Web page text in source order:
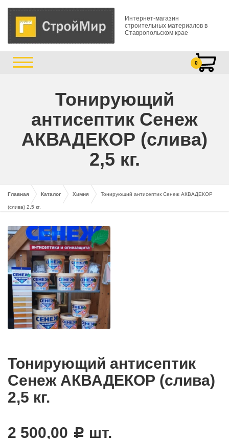
Интернет-магазин
строительных материалов в
Ставропольском крае
0
Тонирующий
антисептик Сенеж
АКВАДЕКОР (слива)
2,5 кг.
Главная Каталог Химия Тонирующий антисептик Сенеж АКВАДЕКОР
(слива) 2,5 кг.
Тонирующий антисептик
Сенеж АКВАДЕКОР (слива)
2,5 кг.
2 500,00 c шт.